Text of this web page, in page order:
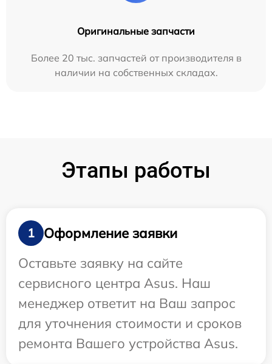
Оригинальные запчасти
Более 20 тыс. запчастей от производителя в
наличии на собственных складах.
Этапы работы
1
Оформление заявки
Оставьте заявку на сайте
сервисного центра Asus. Наш
менеджер ответит на Ваш запрос
для уточнения стоимости и сроков
ремонта Вашего устройства Asus.